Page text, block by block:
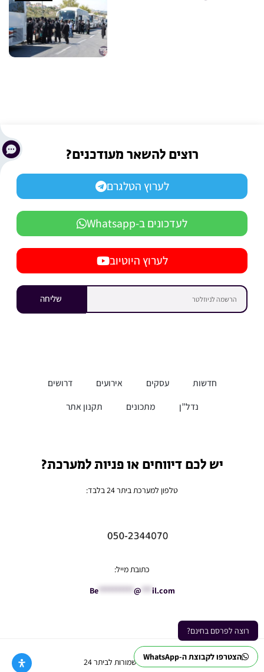
הצטרפו לקבוצת ה-WhatsApp
רוצה לפרסם בחינם?
רוצים להשאר מעודכנים?
לערוץ הטלגרם
לעדכונים ב-Whatsapp
לערוץ היוטיוב
שליחה
חדשות עסקים אירועים
דרושים
נדל”ן
מתכונים תקנון אתר
יש לכם דיווחים או פניות למערכת?
טלפון למערכת ביתר 24 בלבד:
כתובת מייל:
Be********** @ *** il.com
Ⓒ כל הזכויות שמורות לביתר 24